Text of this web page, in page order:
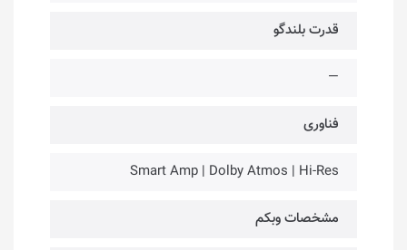
قدرت بلندگو
—
فناوری‌
Smart Amp | Dolby Atmos | Hi-Res
مشخصات وبکم